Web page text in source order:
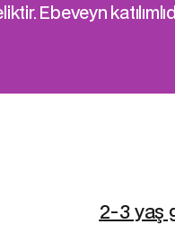
Ebeveyn
2-3 yaş